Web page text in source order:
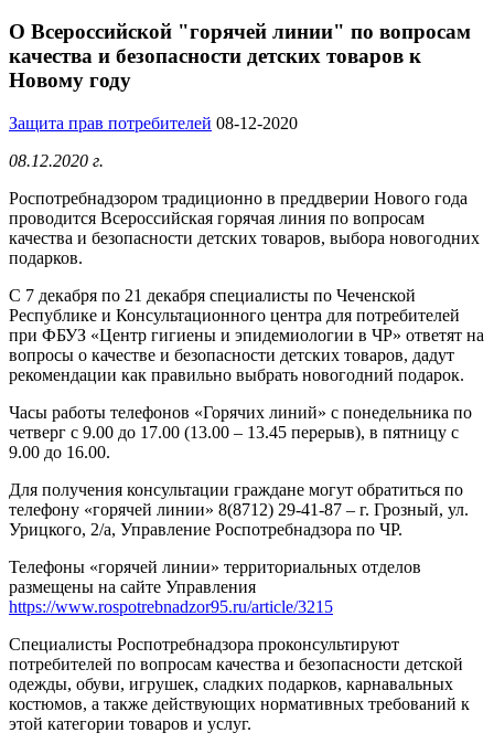
О Всероссийской "горячей линии" по вопросам
качества и безопасности детских товаров к
Новому году
Защита прав потребителей 08-12-2020
08.12.2020 г.
Роспотребнадзором традиционно в преддверии Нового года
проводится Всероссийская горячая линия по вопросам
качества и безопасности детских товаров, выбора новогодних
подарков.
С 7 декабря по 21 декабря специалисты по Чеченской
Республике и Консультационного центра для потребителей
при ФБУЗ «Центр гигиены и эпидемиологии в ЧР» ответят на
вопросы о качестве и безопасности детских товаров, дадут
рекомендации как правильно выбрать новогодний подарок.
Часы работы телефонов «Горячих линий» с понедельника по
четверг с 9.00 до 17.00 (13.00 – 13.45 перерыв), в пятницу с
9.00 до 16.00.
Для получения консультации граждане могут обратиться по
телефону «горячей линии» 8(8712) 29-41-87 – г. Грозный, ул.
Урицкого, 2/а, Управление Роспотребнадзора по ЧР.
Телефоны «горячей линии» территориальных отделов
размещены на сайте Управления
https://www.rospotrebnadzor95.ru/article/3215
Специалисты Роспотребнадзора проконсультируют
потребителей по вопросам качества и безопасности детской
одежды, обуви, игрушек, сладких подарков, карнавальных
костюмов, а также действующих нормативных требований к
этой категории товаров и услуг.